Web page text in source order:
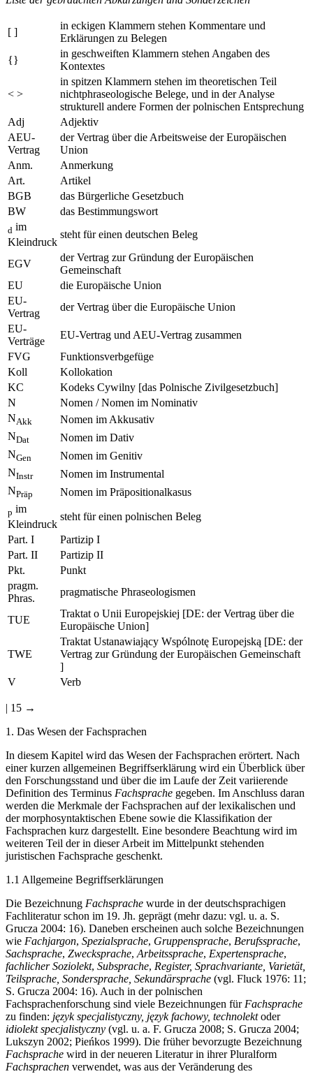
in eckigen Klammern stehen Kommentare und
Erklärungen zu Belegen
in geschweiften Klammern stehen Angaben des
Kontextes
in spitzen Klammern stehen im theoretischen Teil
nichtphraseologische Belege, und in der Analyse
strukturell andere Formen der polnischen Entsprechung
Adj
Adjektiv
AEU-
Vertrag
der Vertrag über die Arbeitsweise der Europäischen
Union
Anm.
Anmerkung
Art.
Artikel
BGB
das Bürgerliche Gesetzbuch
BW
dim
der Vertrag zur Gründung der Europäischen
Gemeinschaft
EU
EU-
Vertrag
EU-
Verträge
FVG
Funktionsverbgefüge
Koll
Kollokation
KC
Kodeks Cywilny [das Polnische Zivilgesetzbuch]
N
Nomen / Nomen im Nominativ
NAkk
Nomen im Akkusativ
N Dat
Nomen im Dativ
NGen
Nomen im Genitiv
NInstr
Nomen im Instrumental
Präp
pim
Kleindruck
Part. I
Partizip I
Part. II
Partizip II
Pkt.
pragm.
Traktat o Unii Europejskiej [DE: der Vertrag über die
Europäische Union]
Traktat Ustanawiający WspólnotęEuropejską[DE: der
Vertrag zur Gründung der Europäischen Gemeinschaft
]
In diesem Kapitel wird das Wesen der Fachsprachen erörtert. Nach
einer kurzen allgemeinen Begriffserklärung wird ein Überblick über
den Forschungsstand und über die im Laufe der Zeit variierende
Definition des TerminusFachsprachegegeben. Im Anschluss daran
werden die Merkmale der Fachsprachen auf der lexikalischen und
der morphosyntaktischen Ebene sowie die Klassifikation der
Fachsprachen kurz dargestellt. Eine besondere Beachtung wird im
weiteren Teil der in dieser Arbeit im Mittelpunkt stehenden
Die BezeichnungFachsprachewurde in der deutschsprachigen
Fachliteratur schon im 19. Jh. geprägt (mehr dazu: vgl. u. a. S.
Grucza 2004: 16). Daneben erscheinen auch solche Bezeichnungen
wieFachjargon,Spezialsprache,Gruppensprache,Berufssprache
Sachsprache,Zwecksprache,Arbeitssprache,Expertensprache,
fachlicher Soziolekt,Subsprache,Register, Sprachvariante, Varietät,
Teilsprache, Sondersprache, Sekundärsprache
S. Grucza 2004: 16). Auch in der polnischen
Fachsprachenforschung sind viele Bezeichnungen fürFachsprache
zu finden:język specjalistyczny, j ęzyk fachowy, technolektoder
idiolekt specjalistyczny(vgl. u. a. F. Grucza 2008; S. Grucza 2004;
Lukszyn 2002; Pie ńkos 1999). Die früher bevorzugte Bezeichnung
Fachsprachewird in der neueren Literatur in ihrer Pluralform